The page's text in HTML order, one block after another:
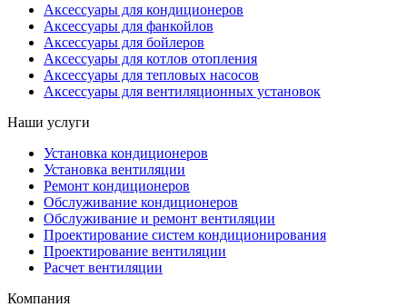
Аксессуары для кондиционеров
Аксессуары для фанкойлов
Аксессуары для бойлеров
Аксессуары для котлов отопления
Аксессуары для тепловых насосов
Аксессуары для вентиляционных установок
Наши услуги
Установка кондиционеров
Установка вентиляции
Ремонт кондиционеров
Обслуживание кондиционеров
Обслуживание и ремонт вентиляции
Проектирование систем кондиционирования
Проектирование вентиляции
Расчет вентиляции
Компания